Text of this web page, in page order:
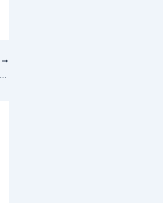
Le Dico (Très) Libertin : Le Petit Guide pour Parler Couramment le Désir